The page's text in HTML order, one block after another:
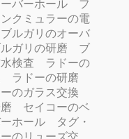
バーホール
フ
クミュラーの電
ブルガリのオーバ
ガリの研磨
ブ
検査
ラドーの
ラドーの研磨
のガラス交換
セイコーのベ
ホール
タグ・
のリューズ交